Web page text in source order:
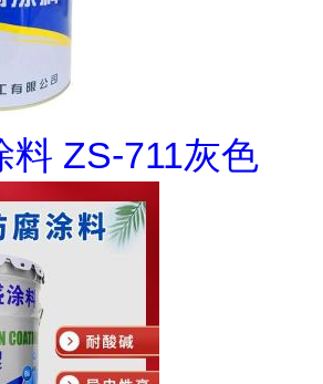
料 ZS-711灰色